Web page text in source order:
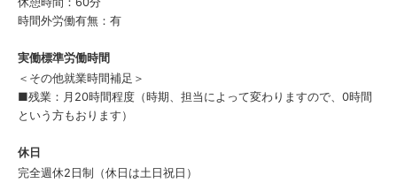
時間外労働有無：有
実働標準労働時間
＜その他就業時間補足＞
■残業：月20時間程度（時期、担当によって変わりますので、0時間
という方もおります）
休日
完全週休2日制（休日は土日祝日）